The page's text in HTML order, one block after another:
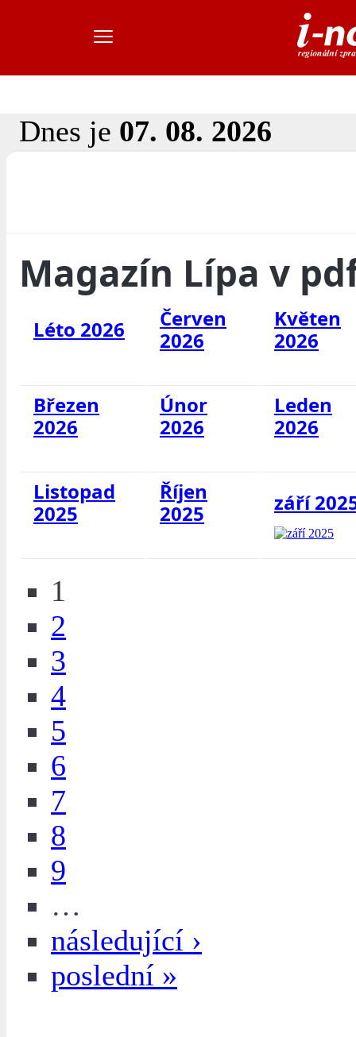
Dnes je 07. 08. 2026
Magazín Lípa v
Léto 2026
Červen
2026
Květen
2026
Březen
2026
Únor
2026
Leden
2026
Listopad
2025
Říjen
2025
září
1
2
3
4
5
6
7
8
9
…
následující ›
poslední »